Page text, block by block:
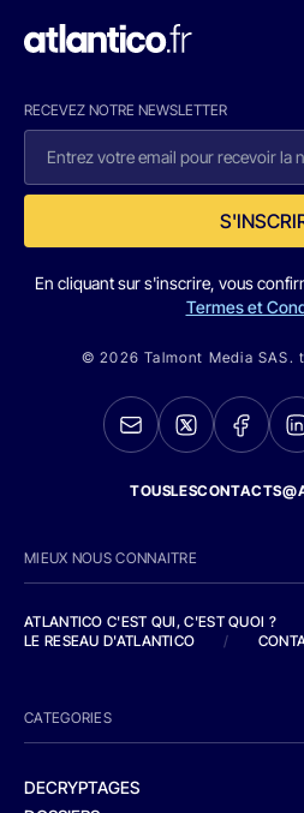
RECEVEZ NOTRE NEWSLETTER
En cliquant sur s'inscrire, vous
Termes et
© 2026 Talmont Media SAS.
MIEUX NOUS CONNAITRE
ATLANTICO C'EST QUI, C'EST QUOI ?
LE RESEAU D'ATLANTICO
/
CATEGORIES
DECRYPTAGES